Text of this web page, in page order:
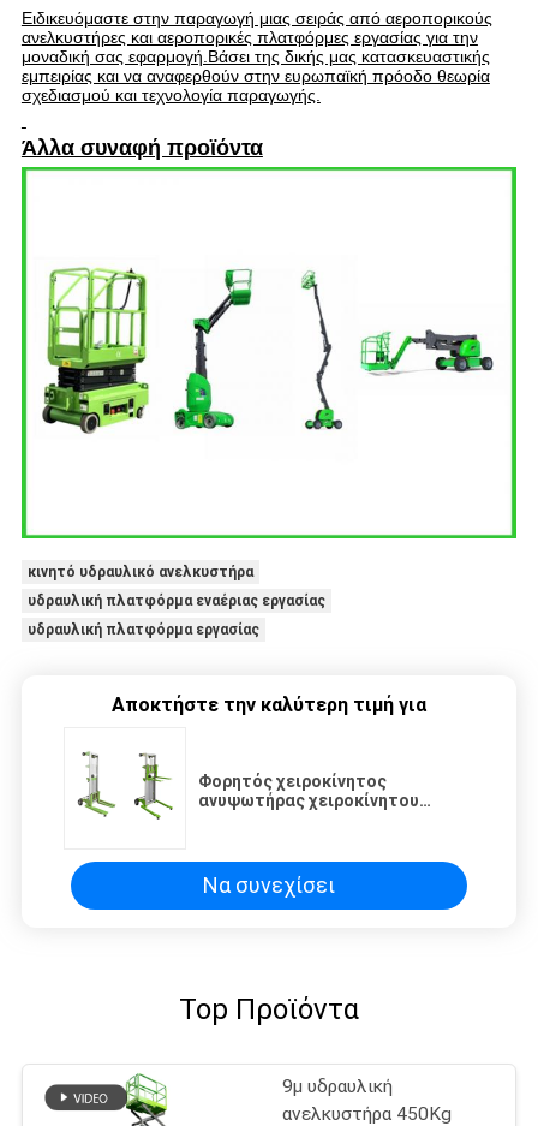
Ειδικευόμαστε στην παραγωγή μιας σειράς από αεροπορικούς
ανελκυστήρες και αεροπορικές πλατφόρμες εργασίας για την
μοναδική σας εφαρμογή.Βάσει της δικής μας κατασκευαστικής
εμπειρίας και να αναφερθούν στην ευρωπαϊκή πρόοδο θεωρία
σχεδιασμού και τεχνολογία παραγωγής.
Άλλα συναφή προϊόντα
κινητό υδραυλικό ανελκυστήρα
υδραυλική πλατφόρμα εναέριας εργασίας
υδραυλική πλατφόρμα εργασίας
Αποκτήστε την καλύτερη τιμή για
Φορητός χειροκίνητος
ανυψωτήρας χειροκίνητου
Να συνεχίσει
Top Προϊόντα
9μ υδραυλική
ανελκυστήρα 450Kg